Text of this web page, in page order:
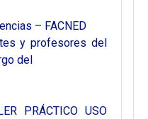
– FACNED
y profesores del
del
PRÁCTICO USO